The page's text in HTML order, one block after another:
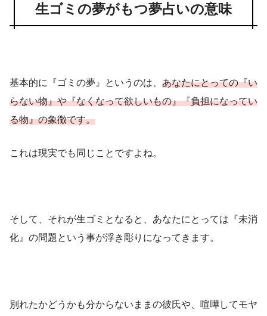
生ゴミの夢がもつ夢占いの意味
基本的に『ゴミの夢』というのは、 あなたにとっての『い
らない物』や『なくなって欲しいもの』『負担になってい
る物』の象徴です。
これは現実でも同じことですよね。
そして、それが生ゴミとなると、あなたにとっては『未消
化』の問題という事が浮き彫りになってきます。
別れたかどうかも分からないままの彼氏や、喧嘩してモヤ